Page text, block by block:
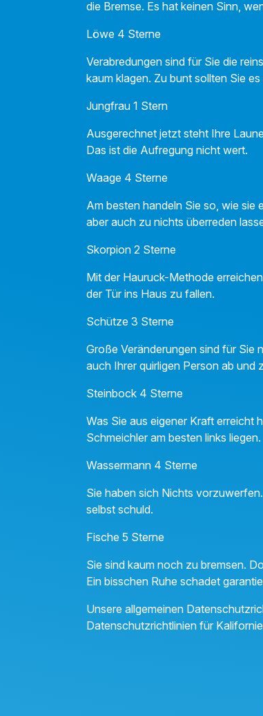
die Bremse. Es hat keinen Sinn,
Löwe 4 Sterne
Verabredungen sind für Sie die
kaum klagen. Zu bunt sollten Sie
Jungfrau 1 Stern
Ausgerechnet jetzt steht Ihre
Das ist die Aufregung nicht wert.
Waage 4 Sterne
Am besten handeln Sie so, wie sie
aber auch zu nichts überreden
Skorpion 2 Sterne
Mit der Hauruck-Methode
der Tür ins Haus zu fallen.
Schütze 3 Sterne
Große Veränderungen sind für Sie
auch Ihrer quirligen Person ab und
Steinbock 4 Sterne
Was Sie aus eigener Kraft erreicht
Schmeichler am besten links liegen.
Wassermann 4 Sterne
Sie haben sich Nichts
selbst schuld.
Fische 5 Sterne
Sie sind kaum noch zu bremsen.
Ein bisschen Ruhe schadet
Unsere allgemeinen
Datenschutzrichtlinien für